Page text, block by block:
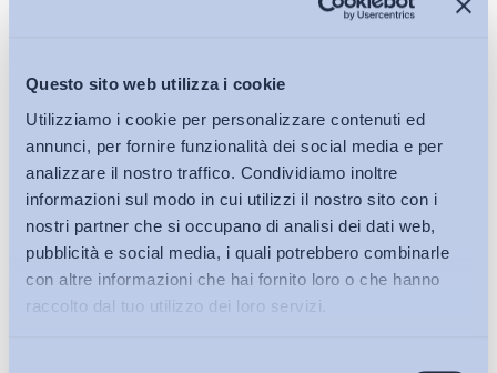
Questo sito web utilizza i cookie
Utilizziamo i cookie per personalizzare contenuti ed
annunci, per fornire funzionalità dei social media e per
analizzare il nostro traffico. Condividiamo inoltre
informazioni sul modo in cui utilizzi il nostro sito con i
nostri partner che si occupano di analisi dei dati web,
pubblicità e social media, i quali potrebbero combinarle
con altre informazioni che hai fornito loro o che hanno
raccolto dal tuo utilizzo dei loro servizi.
Iscriviti alla Newsletter